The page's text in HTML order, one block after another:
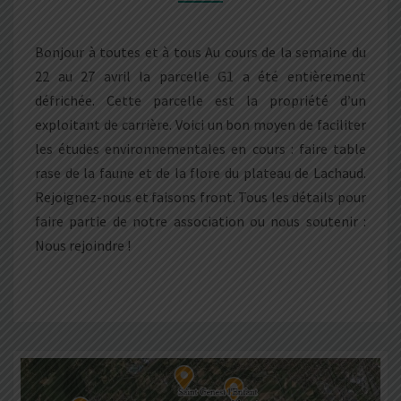
?
Bonjour à toutes et à tous Au cours de la semaine du
22 au 27 avril la parcelle G1 a été entièrement
défrichée. Cette parcelle est la propriété d’un
exploitant de carrière. Voici un bon moyen de faciliter
les études environnementales en cours : faire table
rase de la faune et de la flore du plateau de Lachaud.
Rejoignez-nous et faisons front. Tous les détails pour
faire partie de notre association ou nous soutenir :
Nous rejoindre !